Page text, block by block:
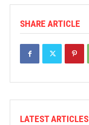
SHARE ARTICLE
LATEST ARTICLES